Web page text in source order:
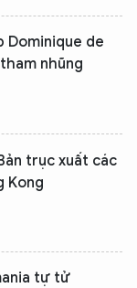
Dominique de
nhũng
trục xuất các
Kong
tự tử